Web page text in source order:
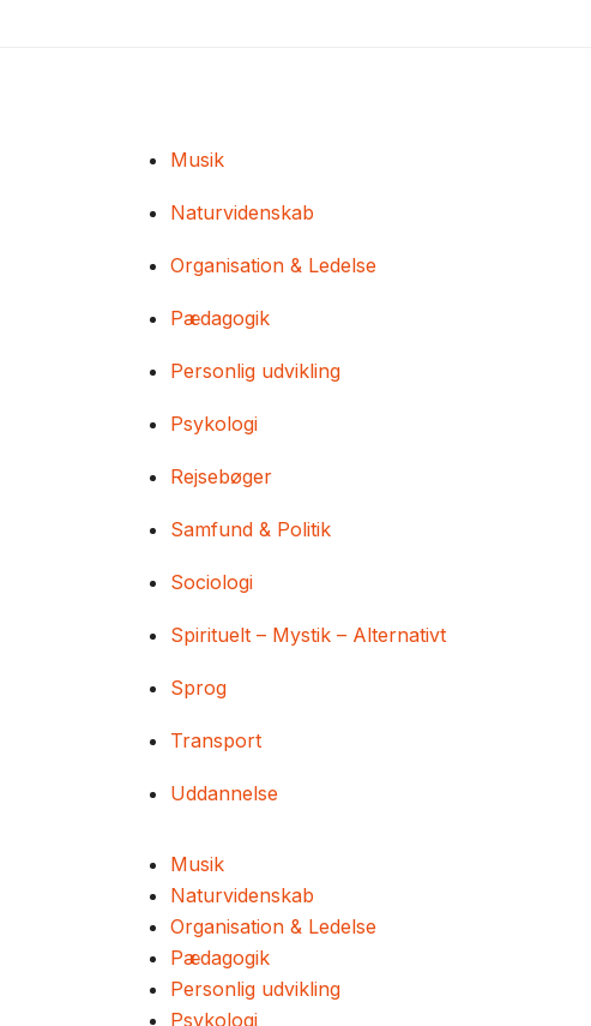
Musik
Naturvidenskab
Organisation & Ledelse
Pædagogik
Personlig udvikling
Psykologi
Rejsebøger
Samfund & Politik
Sociologi
Spirituelt – Mystik – Alternativt
Sprog
Transport
Uddannelse
Musik
Naturvidenskab
Organisation & Ledelse
Pædagogik
Personlig udvikling
Psykologi